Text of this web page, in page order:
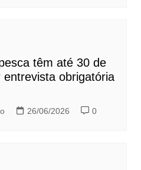
têm até 30 de
entrevista obrigatória
26/06/2026 0